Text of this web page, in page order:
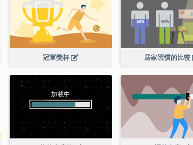
冠軍獎杯 居家習慣的比較